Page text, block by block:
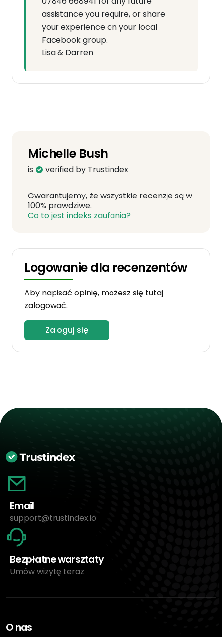
assistance you require, or share
your experience on your local
Facebook group.
Lisa & Darren
Michelle Bush
is verified by Trustindex
Gwarantujemy, że wszystkie recenzje są w
100% prawdziwe.
Co to jest indeks zaufania?
Logowanie dla recenzentów
Aby napisać opinię, możesz się tutaj
zalogować.
Zaloguj się
Email
support@trustindex.io
Bezpłatne warsztaty
Umów wizytę teraz
O nas